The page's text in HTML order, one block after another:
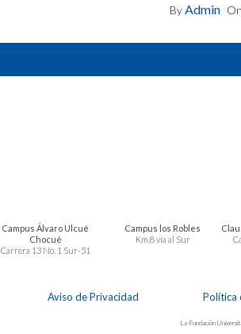
By Admin On
Campus Álvaro Ulcué
Chocué
Carrera 13 No. 1 Sur-51
Campus los Robles
Km.8 vía al Sur
Aviso de Privacidad Política
La Fundación